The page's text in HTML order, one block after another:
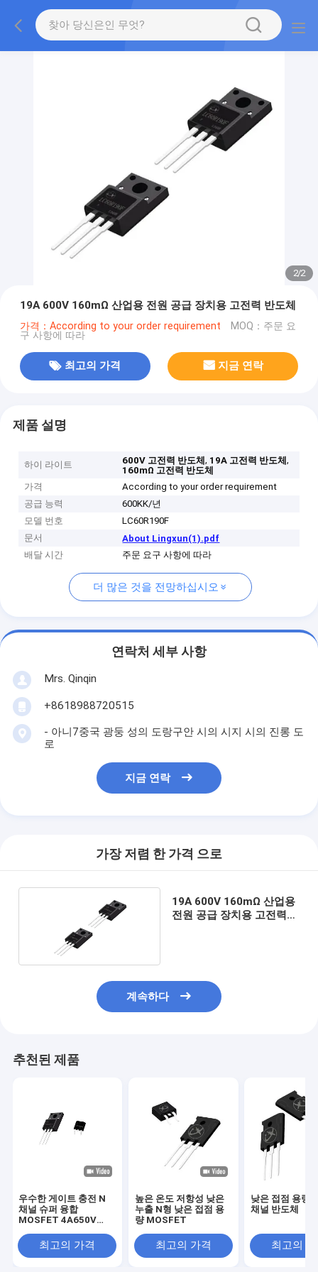
2/2
19A 600V 160mΩ 산업용 전원 공급 장치용 고전력 반도체
가격：According to your order requirement MOQ：주문 요
구 사항에 따라
최고의 가격 지금 연락
제품 설명
하이 라이트 600V 고전력 반도체, 19A 고전력 반도체,
160mΩ 고전력 반도체
가격
According to your order requirement
공급 능력
600KK/년
모델 번호
LC60R190F
문서
About Lingxun(1).pdf
배달 시간
주문 요구 사항에 따라
더 많은 것을 전망하십시오
연락처 세부 사항
Mrs. Qinqin
+8618988720515
- 아니7중국 광둥 성의 도랑구안 시의 시지 시의 진롱 도
로
지금 연락
가장 저렴 한 가격 으로
19A 600V 160mΩ 산업용
전원 공급 장치용 고전력
계속하다
추천된 제품
우수한 게이트 충전 N
채널 슈퍼 융합
MOSFET 4A650V
도체
최고의 가격
높은 온도 저항성 낮은
누출 N형 낮은 접점 용
량 MOSFET
최고의 가격
낮은 접점 용량
채널 반도체
최고의